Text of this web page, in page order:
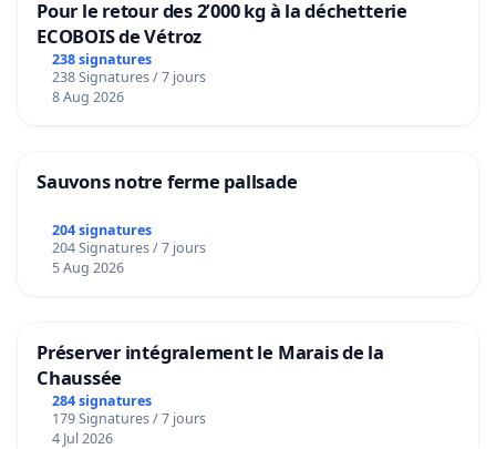
Pour le retour des 2’000 kg à la déchetterie
ECOBOIS de Vétroz
238 signatures
238 Signatures / 7 jours
8 Aug 2026
Sauvons notre ferme pallsade
204 signatures
204 Signatures / 7 jours
5 Aug 2026
Préserver intégralement le Marais de la
Chaussée
284 signatures
179 Signatures / 7 jours
4 Jul 2026